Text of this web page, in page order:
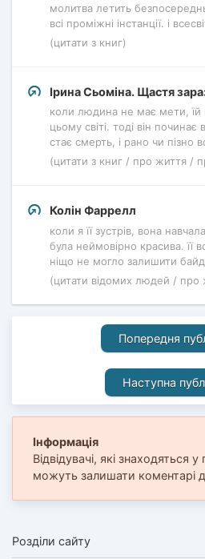
молитва летить
всі проміжні інстанції. і
(цитати з книг)
Ірина Сьоміна. Щастя
коли людина не має мети, їй
цьому світі. тоді він
стає смерть, і рано чи пізно
(цитати з книг / про життя /
Колін Фаррелл
коли я її зустрів, вона
була неймовірно красива. її
ніщо не могло залишити
(цитати відомих людей / про
Попередня
Наступна
Інформація
Відвідувачі, які знаходяться у
можуть залишати коментарі до
Розділи сайту